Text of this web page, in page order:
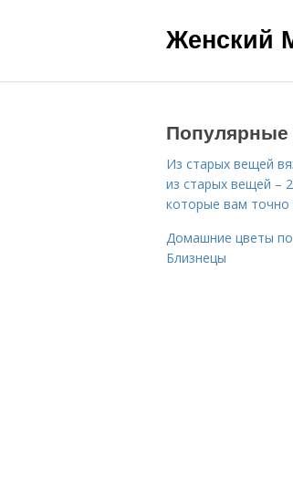
Женский
Из старых вещей
из старых вещей –
которые вам точно
Домашние цветы по
Близнецы